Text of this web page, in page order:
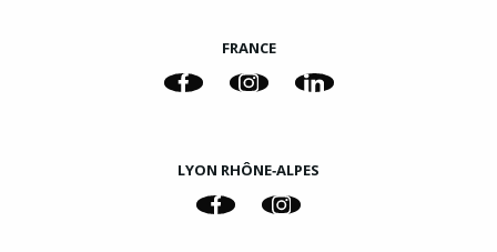
FRANCE
LYON RHÔNE‑ALPES